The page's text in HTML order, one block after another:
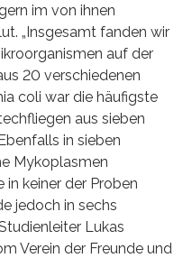
im von ihnen
„Insgesamt fanden wir
auf der
20 verschiedenen
coli war die häufigste
aus sieben
in sieben
Mykoplasmen
in keiner der Proben
jedoch in sechs
Lukas
Verein der Freunde und